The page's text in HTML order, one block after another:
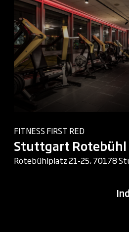
FITNESS FIRST RED
Stuttgart Rotebühl
Rotebühlplatz 21-25, 70178